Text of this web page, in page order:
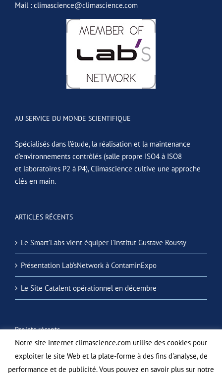
Mail : climascience@climascience.com
AU SERVICE DU MONDE SCIENTIFIQUE
Spécialisés dans l’étude, la réalisation et la maintenance
d’environnements contrôlés (salle propre ISO4 à ISO8
et laboratoires P2 à P4), Climascience cultive une approche
clés en main.
ARTICLES RÉCENTS
Le Smart’Labs vient équiper l’institut Gustave Roussy
Présentation Lab’sNetwork à ContaminExpo
Le Site Catalent opérationnel en décembre
Projets récents
Notre site internet climascience.com utilise des cookies pour
exploiter le site Web et la plate-forme à des fins d'analyse, de
performance et de publicité. Vous pouvez en savoir plus sur notre